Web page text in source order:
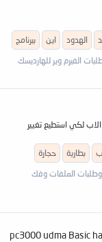
الهدود اين
ببرنامج
الفيرم وير للهارديسك
لكي استطيع تغيير
بطارية
حجارة
الملفات وفك